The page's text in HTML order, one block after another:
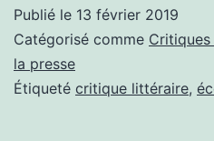
Publié le 13 février 2019
Catégorisé comme
la presse
Étiqueté critique littéraire,